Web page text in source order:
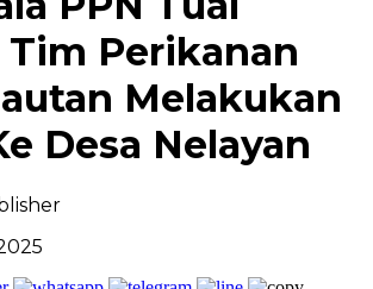
Tim Perikanan
Melakukan
Desa Nelayan